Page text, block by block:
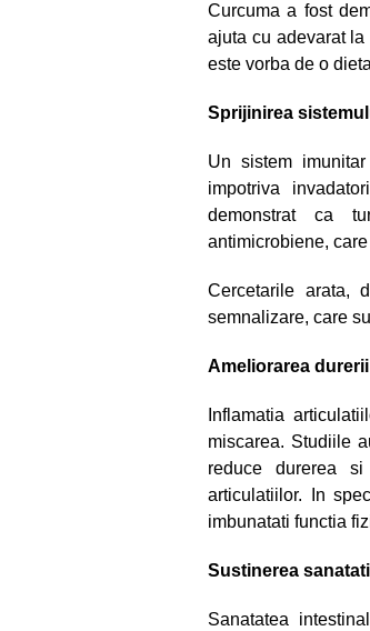
Curcuma a fost
ajuta cu adevarat
este vorba de o
Sprijinirea
Un sistem
impotriva
demonstrat ca
antimicrobiene,
Cercetarile arata,
semnalizare, care
Ameliorarea
Inflamatia
miscarea. Studiile
reduce durerea si
articulatiilor. In
imbunatati functia
Sustinerea
Sanatatea